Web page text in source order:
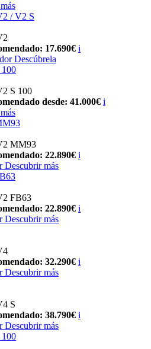
/ V2 S
17.690€ i
Descúbrela
S 100
desde: 41.000€ i
MM93
22.890€ i
Descubrir más
FB63
22.890€ i
Descubrir más
32.290€ i
Descubrir más
S
38.790€ i
Descubrir más